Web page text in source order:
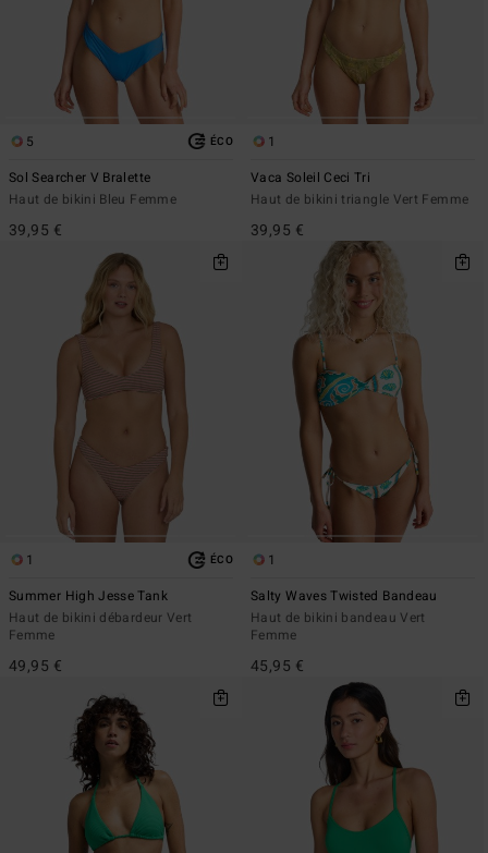
5 ÉCO
Sol Searcher V Bralette
Haut de bikini Bleu Femme
39,95 €
1
Vaca Soleil Ceci Tri
Haut de bikini triangle Vert Femme
39,95 €
1 ÉCO
Summer High Jesse Tank
Haut de bikini débardeur Vert
Femme
49,95 €
1
Salty Waves Twisted Bandeau
Haut de bikini bandeau Vert
Femme
45,95 €